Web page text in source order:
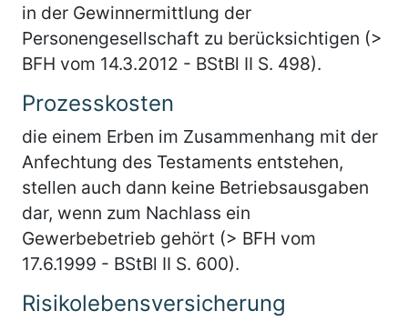
in der Gewinnermittlung der
Personengesellschaft zu berücksichtigen (>
BFH vom 14.3.2012 - BStBl II S. 498).
Prozesskosten
die einem Erben im Zusammenhang mit der
Anfechtung des Testaments entstehen,
stellen auch dann keine Betriebsausgaben
dar, wenn zum Nachlass ein
Gewerbebetrieb gehört (> BFH vom
17.6.1999 - BStBl II S. 600).
Risikolebensversicherung